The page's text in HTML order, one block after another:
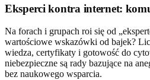
Eksperci kontra internet:
Na forach i grupach roi się od
wartościowe wskazówki od bajek?
wiedza, certyfikaty i gotowość do
niebezpieczne są rady bazujące na
bez naukowego wsparcia.